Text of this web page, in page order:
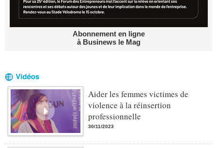
Abonnement en ligne
à Businews le Mag
Aider les femmes victimes de
violence à la réinsertion
professionnelle
30/11/2023